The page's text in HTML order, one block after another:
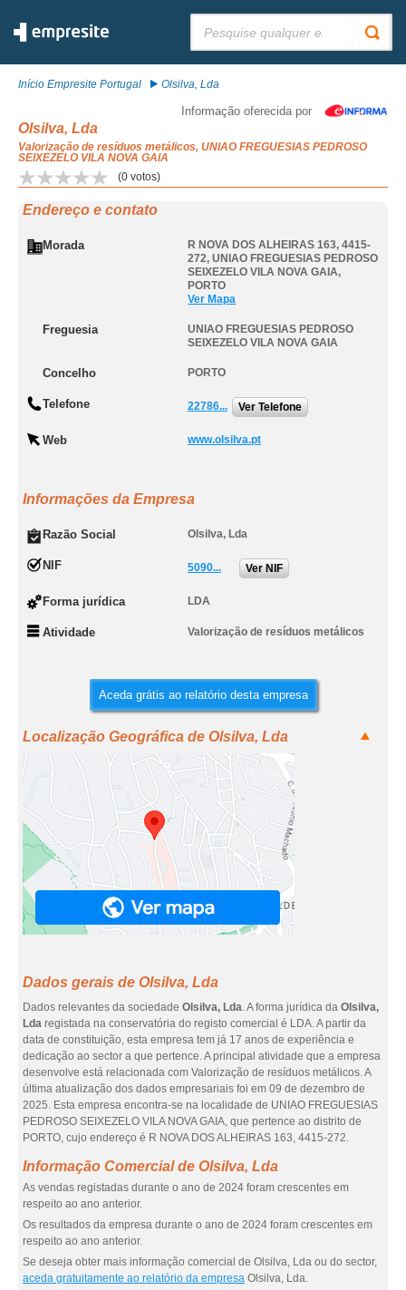
Início Empresite Portugal Olsilva, Lda
Informação oferecida por
Olsilva, Lda
Valorização de resíduos metálicos, UNIAO FREGUESIAS PEDROSO
SEIXEZELO VILA NOVA GAIA
(0 votos)
Endereço e contato
Morada
R NOVA DOS ALHEIRAS 163, 4415-
272, UNIAO FREGUESIAS PEDROSO
SEIXEZELO VILA NOVA GAIA,
PORTO
Ver Mapa
Freguesia
UNIAO FREGUESIAS PEDROSO
SEIXEZELO VILA NOVA GAIA
Concelho PORTO
Telefone 22786... Ver Telefone
Web www.olsilva.pt
Informações da Empresa
Razão Social Olsilva, Lda
NIF 5090... Ver NIF
Forma jurídica LDA
Atividade Valorização de resíduos metálicos
Aceda grátis ao relatório desta empresa
Localização Geográfica de Olsilva, Lda
Dados gerais de Olsilva, Lda
Dados relevantes da sociedade Olsilva, Lda. A forma jurídica da Olsilva,
Lda registada na conservatória do registo comercial é LDA. A partir da
data de constituição, esta empresa tem já 17 anos de experiência e
dedicação ao sector a que pertence. A principal atividade que a empresa
desenvolve está relacionada com Valorização de resíduos metálicos. A
última atualização dos dados empresariais foi em 09 de dezembro de
2025. Esta empresa encontra-se na localidade de UNIAO FREGUESIAS
PEDROSO SEIXEZELO VILA NOVA GAIA, que pertence ao distrito de
PORTO, cujo endereço é R NOVA DOS ALHEIRAS 163, 4415-272.
Informação Comercial de Olsilva, Lda
As vendas registadas durante o ano de 2024 foram crescentes em
respeito ao ano anterior.
Os resultados da empresa durante o ano de 2024 foram crescentes em
respeito ao ano anterior.
Se deseja obter mais informação comercial de Olsilva, Lda ou do sector,
aceda gratuitamente ao relatório da empresa Olsilva, Lda.